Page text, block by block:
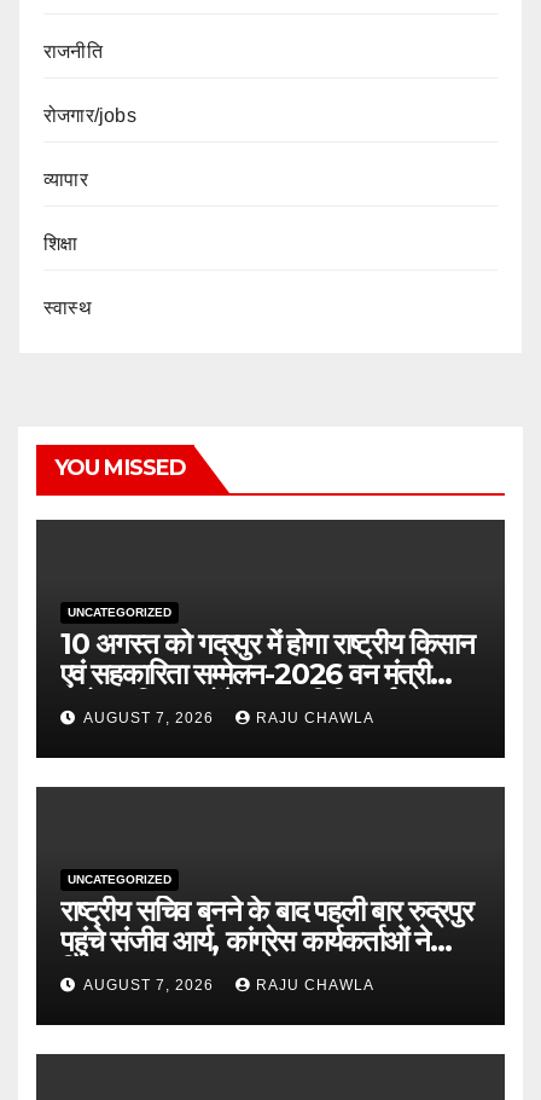
राजनीति
रोजगार/jobs
व्यापार
शिक्षा
स्वास्थ
YOU MISSED
UNCATEGORIZED
10 अगस्त को गदरपुर में होगा राष्ट्रीय किसान
एवं सहकारिता सम्मेलन-2026 वन मंत्री
सुबोध उनियाल होंगे मुख्य अतिथि, पूर्व
पंजीकरण अनिवार्य
AUGUST 7, 2026 RAJU CHAWLA
UNCATEGORIZED
राष्ट्रीय सचिव बनने के बाद पहली बार रुद्रपुर
पहुंचे संजीव आर्य, कांग्रेस कार्यकर्ताओं ने
किया भव्य स्वागत
AUGUST 7, 2026 RAJU CHAWLA